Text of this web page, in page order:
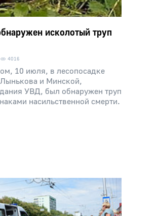
исколотый труп
4016
10 июля, в лесопосадке
и Минской,
УВД, был обнаружен труп
насильственной смерти.